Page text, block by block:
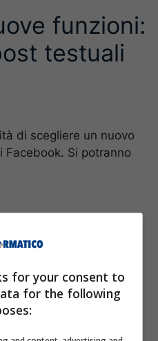
funzioni:
testuali
di scegliere un nuovo
Si potranno
for your consent to
for the following